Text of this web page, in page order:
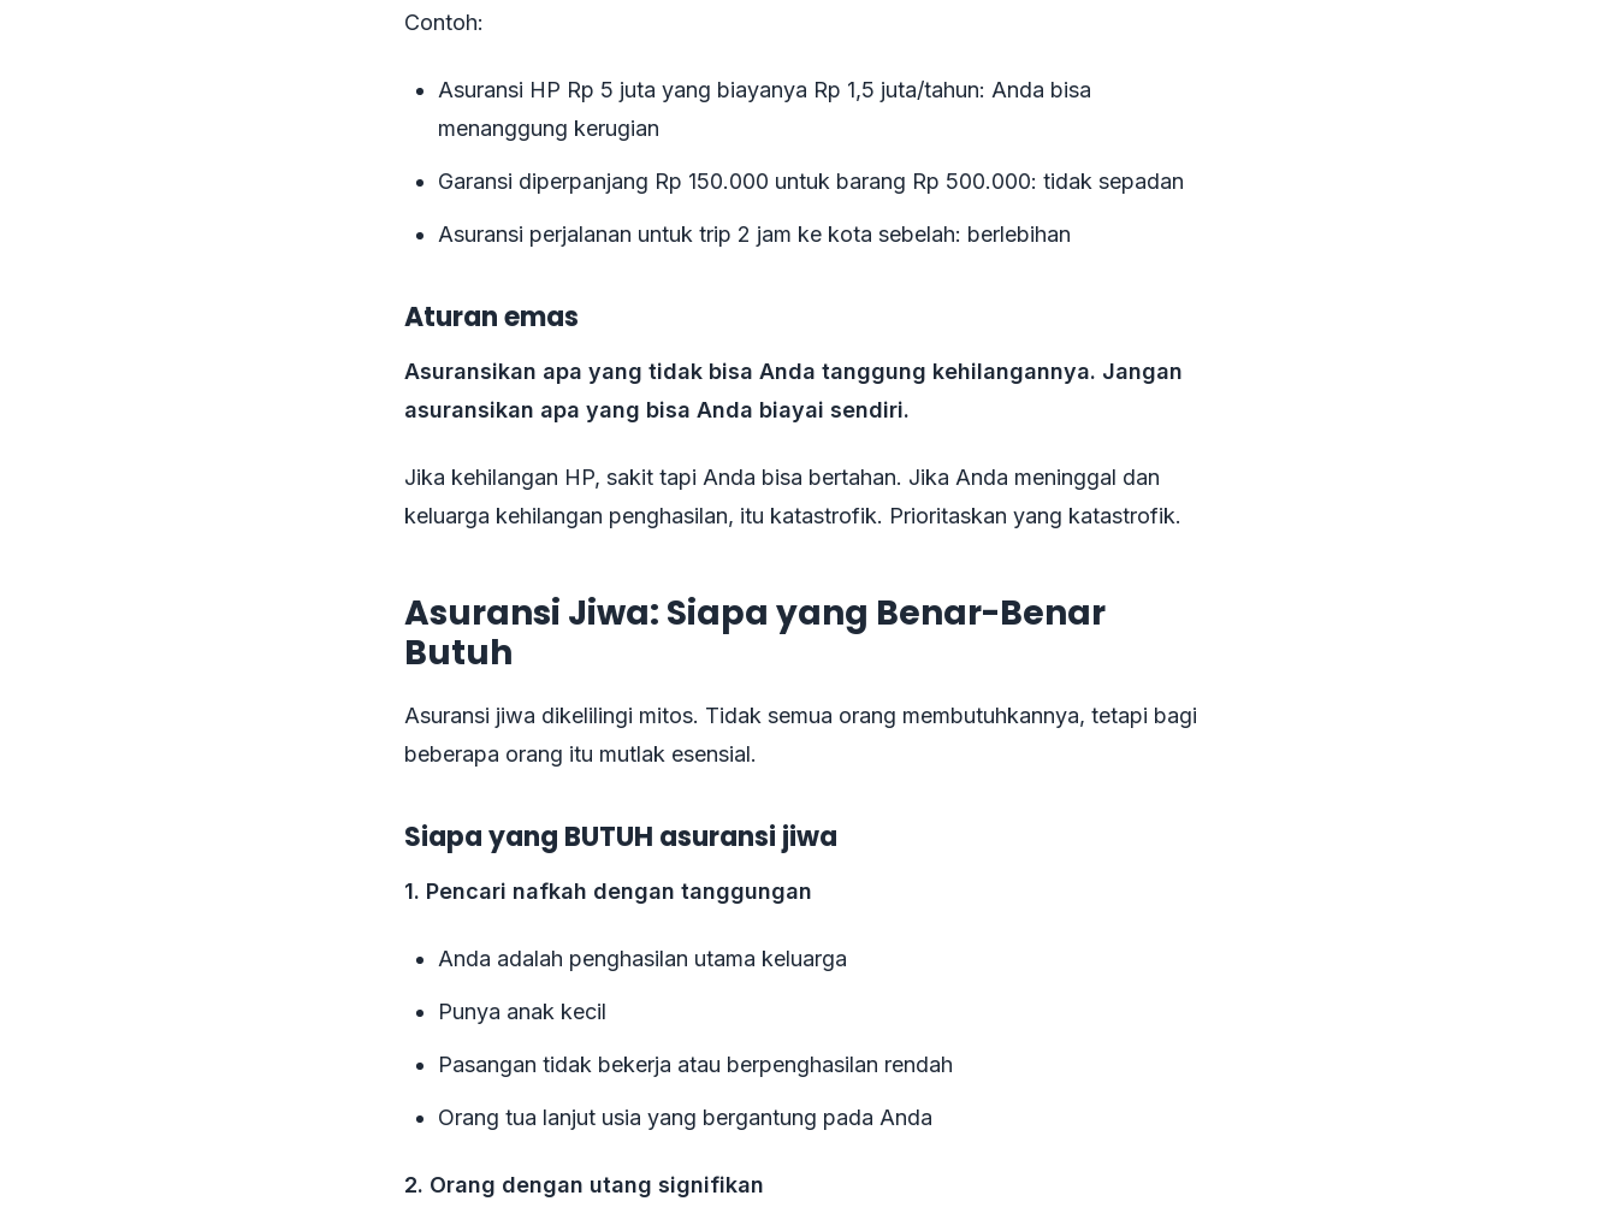
Contoh:
Asuransi HP Rp 5 juta yang biayanya Rp 1,5 juta/tahun: Anda bisa
menanggung kerugian
Garansi diperpanjang Rp 150.000 untuk barang Rp 500.000: tidak sepadan
Asuransi perjalanan untuk trip 2 jam ke kota sebelah: berlebihan
Aturan emas
Asuransikan apa yang tidak bisa Anda tanggung kehilangannya. Jangan
asuransikan apa yang bisa Anda biayai sendiri.
Jika kehilangan HP, sakit tapi Anda bisa bertahan. Jika Anda meninggal dan
keluarga kehilangan penghasilan, itu katastrofik. Prioritaskan yang katastrofik.
Asuransi Jiwa: Siapa yang Benar-Benar
Butuh
Asuransi jiwa dikelilingi mitos. Tidak semua orang membutuhkannya, tetapi bagi
beberapa orang itu mutlak esensial.
Siapa yang BUTUH asuransi jiwa
1. Pencari nafkah dengan tanggungan
Anda adalah penghasilan utama keluarga
Punya anak kecil
Pasangan tidak bekerja atau berpenghasilan rendah
Orang tua lanjut usia yang bergantung pada Anda
2. Orang dengan utang signifikan